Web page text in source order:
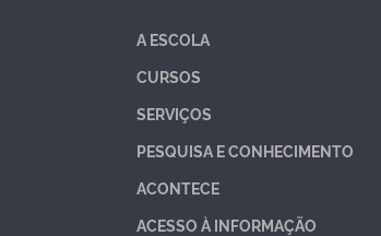
A ESCOLA
CURSOS
SERVIÇOS
PESQUISA E CONHECIMENTO
ACONTECE
ACESSO À INFORMAÇÃO